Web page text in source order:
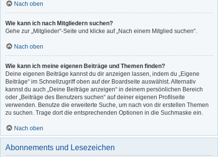
Nach oben
Wie kann ich nach Mitgliedern suchen?
Gehe zur „Mitglieder“-Seite und klicke auf „Nach einem Mitglied suchen“.
Nach oben
Wie kann ich meine eigenen Beiträge und Themen finden?
Deine eigenen Beiträge kannst du dir anzeigen lassen, indem du „Eigene
Beiträge“ im Schnellzugriff oben auf der Boardseite auswählst. Alternativ
kannst du auch „Deine Beiträge anzeigen“ in deinem persönlichen Bereich
oder „Beiträge des Benutzers suchen“ auf deiner eigenen Profilseite
verwenden. Benutze die erweiterte Suche, um nach von dir erstellen Themen
zu suchen. Trage dort die entsprechenden Optionen in die Suchmaske ein.
Nach oben
Abonnements und Lesezeichen